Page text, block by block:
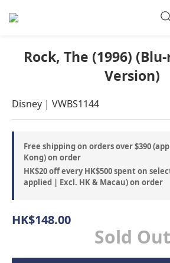
Rock, The (1996)
Version)
Disney | VWBS1144
Free shipping on orders over $390
Kong) on order
HK$20 off every HK$500 spent on
applied | Excl. HK & Macau) on order
HK$148.00
Sold Out